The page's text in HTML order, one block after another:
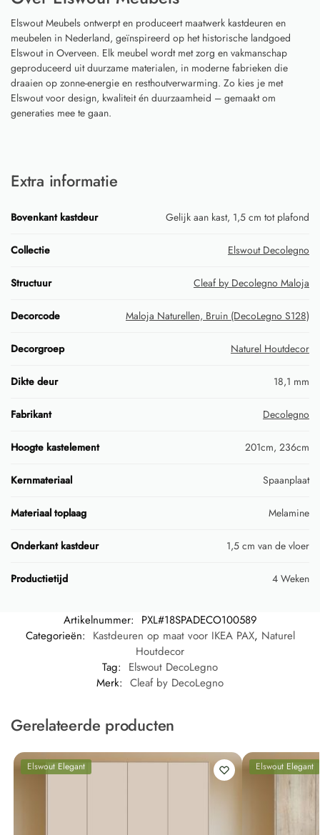
Elswout Meubels ontwerpt en produceert maatwerk kastdeuren en
meubelen in Nederland, geïnspireerd op het historische landgoed
Elswout in Overveen. Elk meubel wordt met zorg en vakmanschap
geproduceerd uit duurzame materialen, in moderne fabrieken die
draaien op zonne-energie en resthoutverwarming. Zo kies je met
Elswout voor design, kwaliteit én duurzaamheid – gemaakt om
generaties mee te gaan.
Extra informatie
Bovenkant kastdeur Gelijk aan kast, 1,5 cm tot plafond
Collectie Elswout Decolegno
Structuur Cleaf by Decolegno Maloja
Decorcode Maloja Naturellen, Bruin (DecoLegno S128)
Decorgroep Naturel Houtdecor
Dikte deur 18,1 mm
Fabrikant Decolegno
Hoogte kastelement 201cm, 236cm
Kernmateriaal Spaanplaat
Materiaal toplaag Melamine
Onderkant kastdeur 1,5 cm van de vloer
Productietijd 4 Weken
Artikelnummer: PXL#18SPADECO100589
Categorieën: Kastdeuren op maat voor IKEA PAX, Naturel
Houtdecor
Tag: Elswout DecoLegno
Merk: Cleaf by DecoLegno
Gerelateerde producten
Elswout Elegant Elswout Elegant